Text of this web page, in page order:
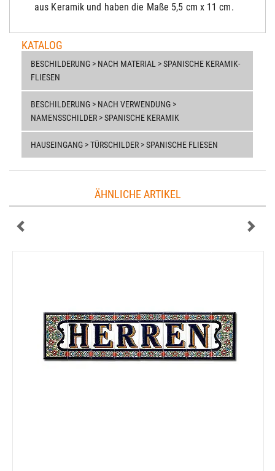
aus Keramik und haben die Maße 5,5 cm x 11 cm.
KATALOG
BESCHILDERUNG > NACH MATERIAL > SPANISCHE KERAMIK-
FLIESEN
BESCHILDERUNG > NACH VERWENDUNG >
NAMENSSCHILDER > SPANISCHE KERAMIK
HAUSEINGANG > TÜRSCHILDER > SPANISCHE FLIESEN
ÄHNLICHE ARTIKEL